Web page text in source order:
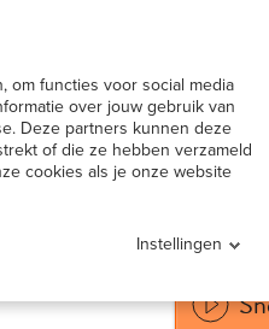
om functies voor social media
over jouw gebruik van
Deze partners kunnen deze
of die ze hebben verzameld
cookies als je onze website
Instellingen
Onze Service